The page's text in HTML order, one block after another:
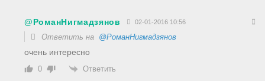
@РоманНигмадзянов 02-01-2016 10:56
Ответить на @РоманНигмадзянов
очень интересно
0 Ответить